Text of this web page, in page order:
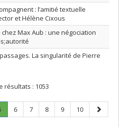
: l’amitié textuelle
et Hélène Cixous
Max Aub : une négociation
La singularité de Pierre
résultats : 1053
Page
Page
6 Page
7 Page
8 Page
9 Page
10
Page